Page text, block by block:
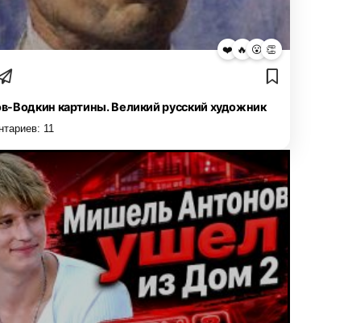
❤️ 🔥 😮 👏
Водкин картины. Великий русский художник
11